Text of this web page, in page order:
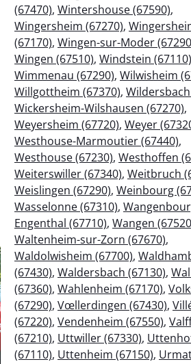
(67470), Wintershouse (67590),
Wingersheim (67270),
(67170), Wingen-sur-Moder
Wingen (67510), Windstein (67110)
Wimmenau (67290), Wilwisheim
Willgottheim (67370),
Wickersheim-Wilshausen (67270),
Weyersheim (67720), Weyer
Westhouse-Marmoutier (67440),
Westhouse (67230), Westhoffen
Weiterswiller (67340), Weitbruch
Weislingen (67290), Weinbourg
Wasselonne (67310),
Engenthal (67710), Wangen
Waltenheim-sur-Zorn (67670),
Waldolwisheim (67700),
(67430), Waldersbach (67130),
(67360), Wahlenheim (67170),
(67290), Vœllerdingen (67430),
(67220), Vendenheim (67550),
(67210), Uttwiller (67330),
(67110), Uttenheim (67150),